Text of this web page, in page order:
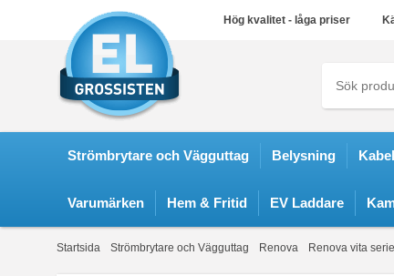
Hög kvalitet - låga priser
Strömbrytare och Vägguttag Belysning Kabel
Varumärken Hem & Fritid EV Laddare
Startsida Strömbrytare och Vägguttag Renova Renova vita